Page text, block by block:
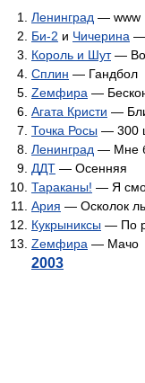
Ленинград — www
Би-2 и Чичерина —
Король и Шут—
Сплин — Гандбол
Zемфира —
Агата Кристи —
Точка Росы — 300
Ленинград — Мне
ДДТ — Осенняя
Тараканы! — Я
Ария — Осколок
Кукрыниксы — По
Zемфира — Мачо
2003